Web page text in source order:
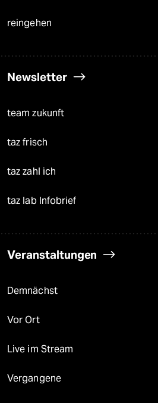
reingehen
Newsletter
team zukunft
taz frisch
taz zahl ich
taz lab Infobrief
Veranstaltungen
Demnächst
Vor Ort
Live im Stream
Vergangene